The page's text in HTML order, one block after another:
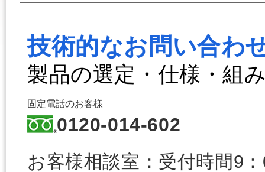
技術的なお問い合わ
製品の選定・仕様・組
固定電話のお客様
0120-014-602
お客様相談室：受付時間9